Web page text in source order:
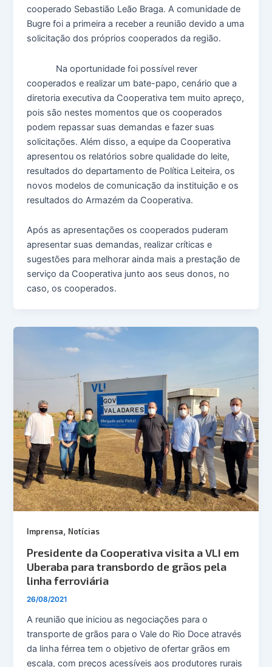
cooperado Sebastião Leão Braga. A comunidade de
Bugre foi a primeira a receber a reunião devido a uma
solicitação dos próprios cooperados da região.
Na oportunidade foi possível rever
cooperados e realizar um bate-papo, cenário que a
diretoria executiva da Cooperativa tem muito apreço,
pois são nestes momentos que os cooperados
podem repassar suas demandas e fazer suas
solicitações. Além disso, a equipe da Cooperativa
apresentou os relatórios sobre qualidade do leite,
resultados do departamento de Política Leiteira, os
novos modelos de comunicação da instituição e os
resultados do Armazém da Cooperativa.
Após as apresentações os cooperados puderam
apresentar suas demandas, realizar críticas e
sugestões para melhorar ainda mais a prestação de
serviço da Cooperativa junto aos seus donos, no
caso, os cooperados.
Imprensa, Notícias
Presidente da Cooperativa visita a VLI em
Uberaba para transbordo de grãos pela
linha ferroviária
26/08/2021
A reunião que iniciou as negociações para o
transporte de grãos para o Vale do Rio Doce através
da linha férrea tem o objetivo de ofertar grãos em
escala, com preços acessíveis aos produtores rurais